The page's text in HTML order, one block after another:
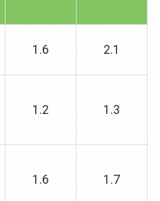
1.6 2.1
1.2 1.3
1.6 1.7